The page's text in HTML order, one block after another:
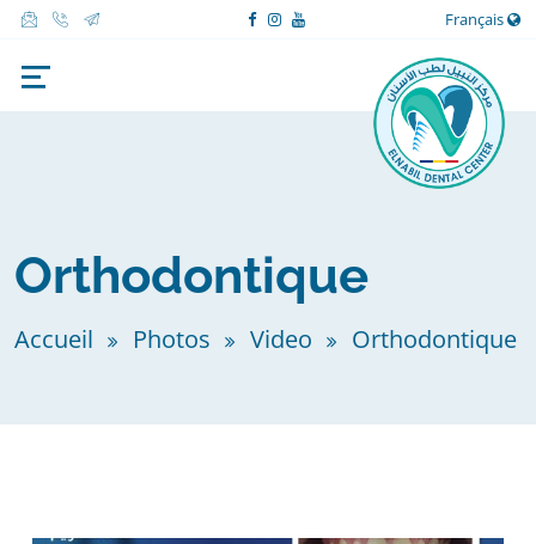
Français
Orthodontique
Accueil Photos Video Orthodontique